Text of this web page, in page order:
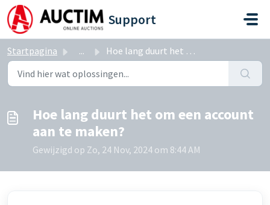
Doorgaan naar hoofdinhoud
Support
Startpagina ... Hoe lang duurt het om een account aan te maken?
Hoe lang duurt het om een account
aan te maken?
Gewijzigd op Zo, 24 Nov, 2024 om 8:44 AM